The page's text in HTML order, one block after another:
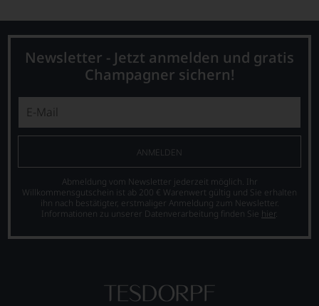
Newsletter - Jetzt anmelden und gratis
Champagner sichern!
ANMELDEN
Abmeldung vom Newsletter jederzeit möglich. Ihr
Willkommensgutschein ist ab 200 € Warenwert gültig und Sie erhalten
ihn nach bestätigter, erstmaliger Anmeldung zum Newsletter.
Informationen zu unserer Datenverarbeitung finden Sie hier.